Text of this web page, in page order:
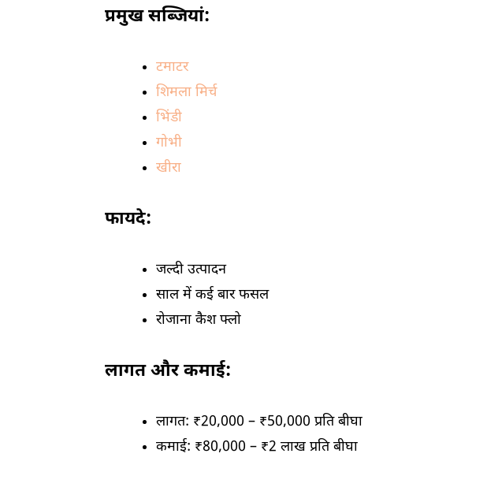
प्रमुख सब्जियां:
टमाटर
शिमला मिर्च
भिंडी
गोभी
खीरा
फायदे:
जल्दी उत्पादन
साल में कई बार फसल
रोजाना कैश फ्लो
लागत और कमाई:
लागत: ₹20,000 – ₹50,000 प्रति बीघा
कमाई: ₹80,000 – ₹2 लाख प्रति बीघा